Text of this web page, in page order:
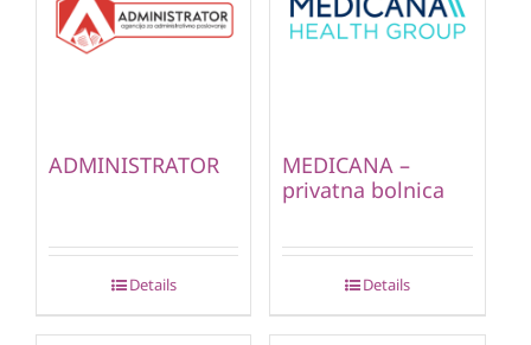
ADMINISTRATOR
Details
MEDICANA –
privatna bolnica
Details